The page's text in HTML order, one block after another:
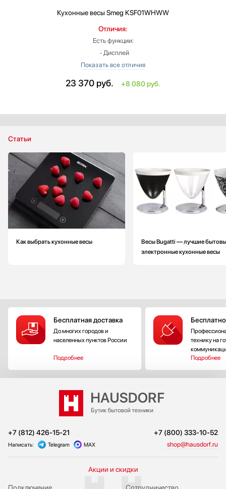
Кухонные весы Smeg KSF01WHWW
Отличия:
Есть функции:
‐ Дисплей
‐ Индикация перегрузки
Предел взвешивания: больше на 2 кг
Вес: больше на 0.44 кг
23 370 руб. +8 080 руб.
Статьи
Как выбрать кухонные весы
Весы Bugatti — лучшие
электронные кухонные весы
Бесплатная доставка
До многих городов и
населенных пунктов России
Подробнее
технику на
Подробнее
+7 (812) 426-15-21 +7 (800) 333-10-52
Написать: Telegram MAX shop@hausdorf.ru
Акции и скидки